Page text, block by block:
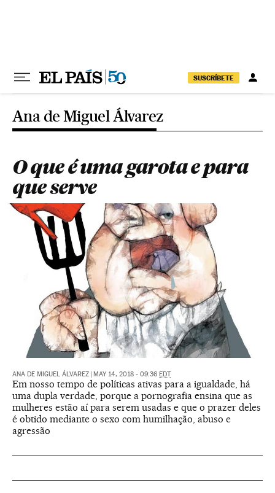
SUSCRÍBETE
Ana de Miguel Álvarez
O que é uma garota e para
que serve
ANA DE MIGUEL ÁLVAREZ MAY 14, 2018 - 09:36 EDT
Em nosso tempo de políticas ativas para a igualdade, há
uma dupla verdade, porque a pornografia ensina que as
mulheres estão aí para serem usadas e que o prazer deles
é obtido mediante o sexo com humilhação, abuso e
agressão